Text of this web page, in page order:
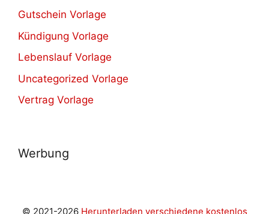
Gutschein Vorlage
Kündigung Vorlage
Lebenslauf Vorlage
Uncategorized Vorlage
Vertrag Vorlage
Werbung
© 2021-2026 Herunterladen verschiedene kostenlos